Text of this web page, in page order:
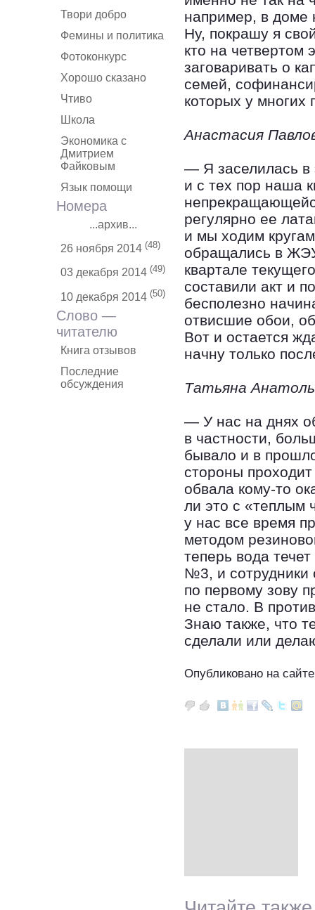
Твори добро
Фемины и политика
Фотоконкурс
Хорошо сказано
Чтиво
Школа
Экономика с
Дмитрием
Файковым
Язык помощи
Номера
...архив...
26 ноября 2014 (48)
03 декабря 2014 (49)
10 декабря 2014 (50)
Слово —
читателю
Книга отзывов
Последние
обсуждения
например, в доме
Ну, покрашу я
кто на четвертом
заговаривать о
семей,
которых у многих
Анастасия
— Я заселилась в
и с тех пор наша
регулярно ее
и мы ходим
обращались в
квартале
составили акт и
бесполезно
отвисшие обои,
Вот и остается
начну только
Татьяна
— У нас на днях
в частности,
бывало и в
стороны
обвала кому-то
ли это с «теплым
у нас все время
методом
теперь вода
№3, и сотрудники
по первому зову
не стало. В
Знаю также, что
сделали или
Опубликовано на